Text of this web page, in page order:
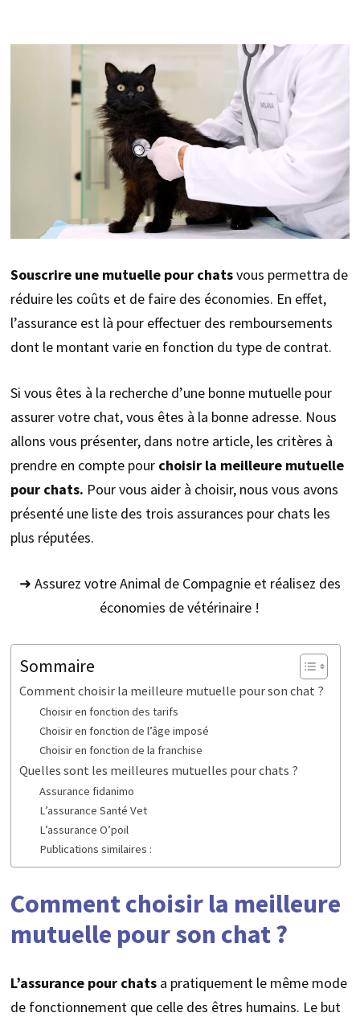
Souscrire une mutuelle pour chatsvous permettra de
réduire les coûts et de faire des économies. En effet,
l’assurance est là pour effectuer des remboursements
dont le montant varie en fonction du type de contrat.
Si vous êtes à la recherche d’une bonne mutuelle pour
assurer votre chat, vous êtes à la bonne adresse. Nous
allons vous présenter, dans notre article, les critères à
prendre en compte pour choisir la meilleure mutuelle
pour chats. Pour vous aider à choisir, nous vous avons
présenté une liste des trois assurances pour chats les
plus réputées.
➜ Assurez votre Animal de Compagnie et réalisez des
économies de vétérinaire !
Sommaire
Comment choisir la meilleure mutuelle pour son chat ?
Choisir en fonction des tarifs
Choisir en fonction de l’âge imposé
Choisir en fonction de la franchise
Quelles sont les meilleures mutuelles pour chats ?
Assurance fidanimo
L’assurance Santé Vet
L’assurance O’poil
Publications similaires :
Comment choisir la meilleure
mutuelle pour son chat ?
L’assurance pour chatsa pratiquement le même mode
de fonctionnement que celle des êtres humains. Le but